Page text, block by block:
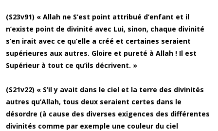
(S23v91) « Allah ne S’est point attribué d’enfant et il
n’existe point de divinité avec Lui, sinon, chaque divinité
s’en irait avec ce qu’elle a créé et certaines seraient
supérieures aux autres. Gloire et pureté à Allah ! Il est
Supérieur à tout ce qu’ils décrivent. »
(S21v22) « S’il y avait dans le ciel et la terre des divinités
autres qu’Allah, tous deux seraient certes dans le
désordre (à cause des diverses exigences des différentes
divinités comme par exemple une couleur du ciel